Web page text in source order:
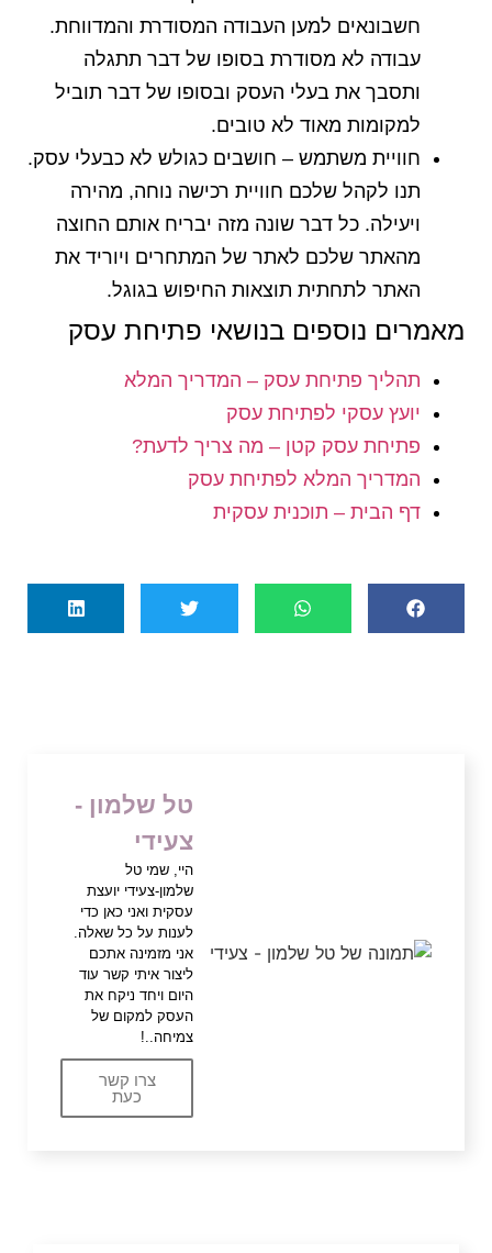
חשבונאים למען העבודה המסודרת והמדווחת.
עבודה לא מסודרת בסופו של דבר תתגלה
ותסבך את בעלי העסק ובסופו של דבר תוביל
למקומות מאוד לא טובים.
חוויית משתמש – חושבים כגולש לא כבעלי עסק.
תנו לקהל שלכם חוויית רכישה נוחה, מהירה
ויעילה. כל דבר שונה מזה יבריח אותם החוצה
מהאתר שלכם לאתר של המתחרים ויוריד את
האתר לתחתית תוצאות החיפוש בגוגל.
מאמרים נוספים בנושאי פתיחת עסק
תהליך פתיחת עסק – המדריך המלא
יועץ עסקי לפתיחת עסק
פתיחת עסק קטן – מה צריך לדעת?
המדריך המלא לפתיחת עסק
דף הבית – תוכנית עסקית
טל שלמון -
צעידי
היי, שמי טל
שלמון-צעידי יועצת
עסקית ואני כאן כדי
לענות על כל שאלה.
אני מזמינה אתכם
ליצור איתי קשר עוד
היום ויחד ניקח את
העסק למקום של
צמיחה..!
צרו קשר
כעת